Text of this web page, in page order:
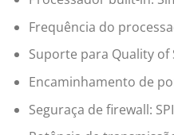
Frequência do
Suporte para Quality of
Encaminhamento de
Seguraça de firewall: